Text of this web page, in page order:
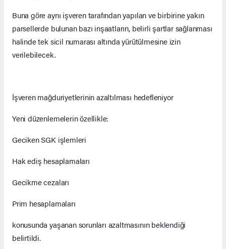
Buna göre aynı işveren tarafından yapılan ve birbirine yakın
parsellerde bulunan bazı inşaatların, belirli şartlar sağlanması
halinde tek sicil numarası altında yürütülmesine izin
verilebilecek.
İşveren mağduriyetlerinin azaltılması hedefleniyor
Yeni düzenlemelerin özellikle:
Geciken SGK işlemleri
Hak ediş hesaplamaları
Gecikme cezaları
Prim hesaplamaları
konusunda yaşanan sorunları azaltmasının beklendiği
belirtildi.